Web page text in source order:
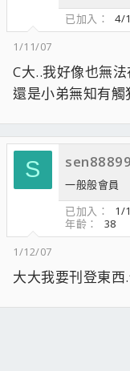
已加入
4/
1/11/07
C大..我好像也無
還是小弟無知有觸
S sen88899
一般般會員
已加入
1/
年齡
38
1/12/07
大大我要刊登東